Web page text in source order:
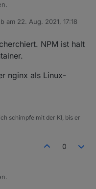
meine NC mit Apache
erst auf Nginx
einen Manager auch für
dem VPN wäre
allerdings sind wir
eine mit Android
verwendest, welchen
DMZ?
am 22. Aug. 2021, 17:18
editiert von
NPM ist halt
nginx als Linux-
schimpfe mit der KI, bis er
0